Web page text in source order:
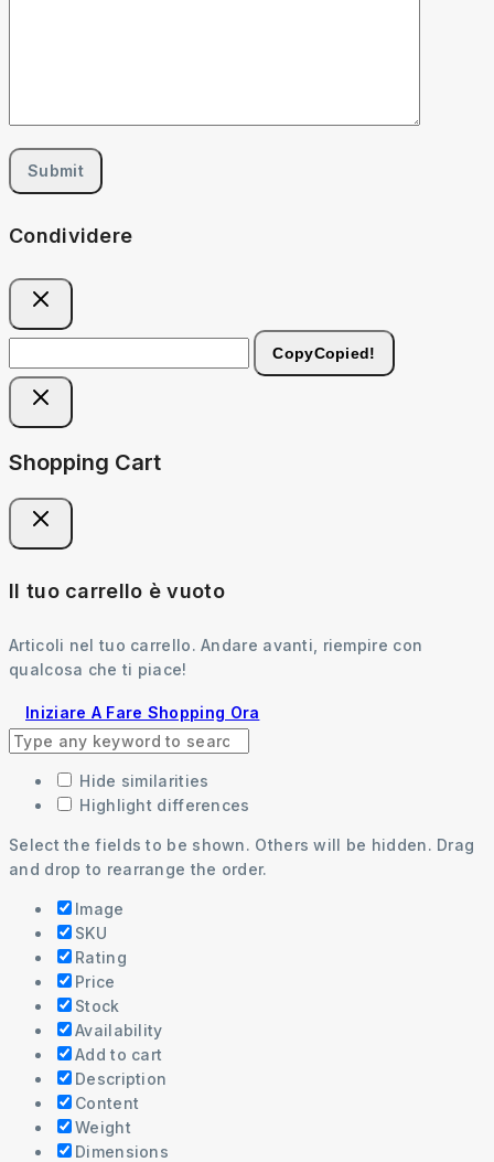
Condividere
CopyCopied!
Shopping Cart
Il tuo carrello è vuoto
Articoli nel tuo carrello. Andare avanti, riempire con
qualcosa che ti piace!
Iniziare A Fare Shopping Ora
Hide similarities
Highlight differences
Select the fields to be shown. Others will be hidden. Drag
and drop to rearrange the order.
Image
SKU
Rating
Price
Stock
Availability
Add to cart
Description
Content
Weight
Dimensions